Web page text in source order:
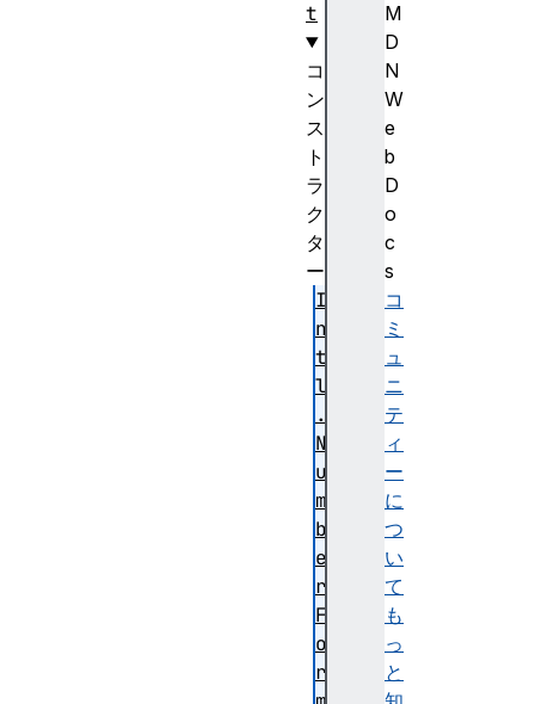
M
D
N
W
e
b
D
o
c
s
コ
ミ
ュ
ニ
テ
ィ
ー
に
つ
い
て
も
っ
と
t
コ
ン
ス
ト
ラ
ク
タ
ー
I
n
t
l
.
N
u
m
b
e
r
F
o
r